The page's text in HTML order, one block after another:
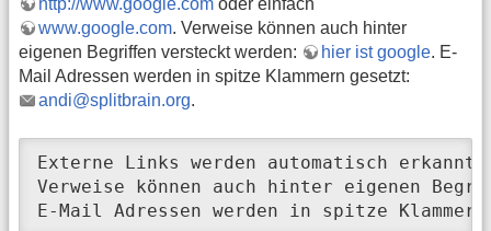
http://www.google.com oder einfach
www.google.com. Verweise können auch hinter
eigenen Begriffen versteckt werden:
hier ist google. E-
Mail Adressen werden in spitze Klammern gesetzt:
andi@splitbrain.org.
Externe Links werden automatisch
Verweise können auch hinter eigenen
E-Mail Adressen werden in spitze